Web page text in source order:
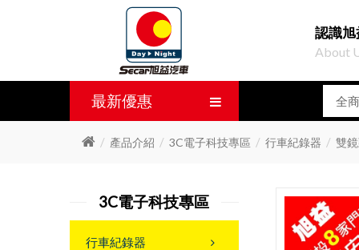
認識旭
About
最新優惠
產品介紹 3C電子科技專區 行車紀錄器 雙
3C電子科技專區
行車紀錄器